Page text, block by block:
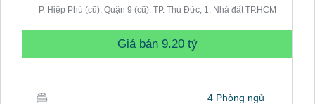
P. Hiệp Phú (cũ), Quận 9 (cũ), TP. Thủ Đức, 1. Nhà đất TP.HCM
Giá bán 9.20 tỷ
4 Phòng ngủ